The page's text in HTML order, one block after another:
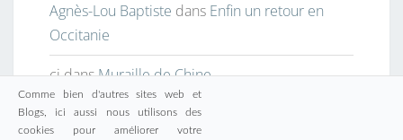
Agnès-Lou Baptiste dans Enfin un retour en
Occitanie
cjdansMuraille de Chine
Comme bien d'autres sites web et
Blogs, ici aussi nous utilisons des
cookies pour améliorer votre